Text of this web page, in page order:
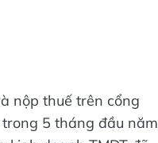
nộp thuế trên cổng
5 tháng đầu năm